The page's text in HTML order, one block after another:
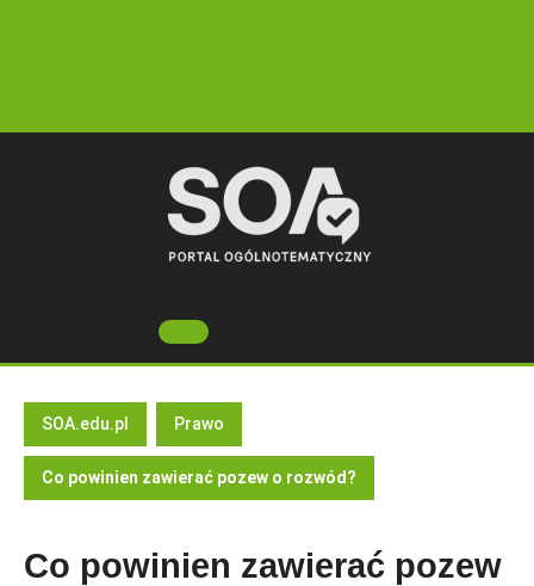
Open
Button
SOA.edu.pl Prawo
Co powinien zawierać pozew o rozwód?
Co powinien zawierać pozew